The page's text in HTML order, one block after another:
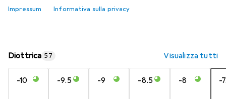
Impressum Informativa sulla privacy
Diottrica 57 Visualizza tutti
-10 -9.5 -9 -8.5 -8 -